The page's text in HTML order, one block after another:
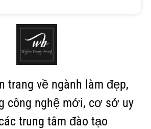
trang về ngành làm đẹp,
công nghệ mới, cơ sở uy
trung tâm đào tạo